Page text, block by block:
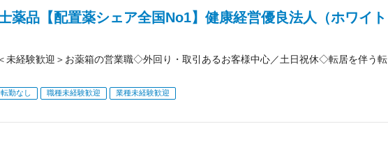
薬品【配置薬シェア全国No1】健康経営優良法人（ホワイト
未経験歓迎＞お薬箱の営業職◇外回り・取引あるお客様中心／土日祝休◇転居を伴う転
転勤なし 職種未経験歓迎 業種未経験歓迎